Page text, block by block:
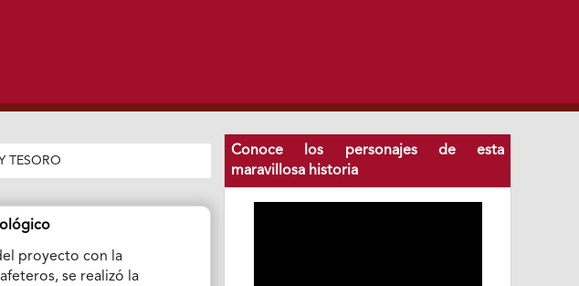
TESORO
proyecto con la
se realizó la
Conoce los personajes de esta
maravillosa historia